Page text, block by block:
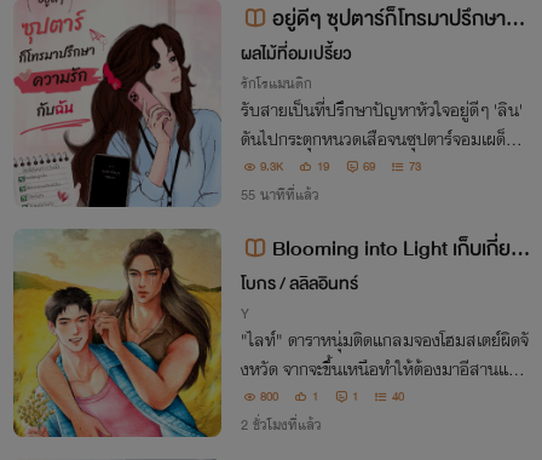
อยู่ดีๆ ซุปตาร์ก็โทรมาปรึกษาคว
ามรักกับฉัน (อ่านฟรีจนจบ)
ผลไม้ที่อมเปรี้ยว
รักโรแมนติก
รับสายเป็นที่ปรึกษาปัญหาหัวใจอยู่ดีๆ 'ลิน'
ดันไปกระตุกหนวดเสือจนซุปตาร์จอมเผด็จก
าร 'ไทเลอร์ ควิน' เปลี่ยนสถานะจาก 'คนคุยเ
รื่องเพื่อน' มาตามจีบเธอแทนซะงั้น!
9.3K 19 69 73
55 นาทีที่แล้ว
Blooming into Light เก็บเกี่ยว
หัวใจนายซุปตาร์
โบกร / ลลิลอินทร์
Y
"ไลท์" ดาราหนุ่มติดแกลมจองโฮมสเตย์ผิดจั
งหวัด จากจะขึ้นเหนือทำให้ต้องมาอีสานและ
ใช้ชีวิตกลางทุ่งนากับ "วันพืช"เจ้าของโฮมสเ
ตย์หน้าลูกครึ่งแต่สายตาดุอย่างกับหมา ชีวิต
800 1 1 40
2 ชั่วโมงที่แล้ว